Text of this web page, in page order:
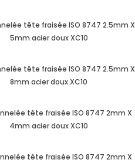
tête fraisée ISO 8747 2.5mm X
5mm acier doux XC10
tête fraisée ISO 8747 2.5mm X
8mm acier doux XC10
tête fraisée ISO 8747 2mm X
4mm acier doux XC10
tête fraisée ISO 8747 2mm X